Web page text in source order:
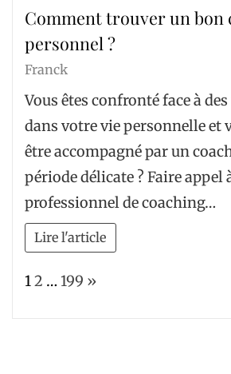
Comment trouver un bon
personnel ?
Franck
Vous êtes confronté face à
dans votre vie personnelle et
être accompagné par un
période délicate ? Faire appel
professionnel de coaching…
Lire l'article
Page:
12 … 199 Next
»